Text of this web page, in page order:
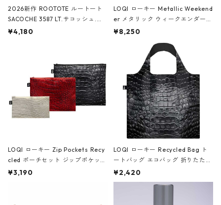
2026新作 ROOTOTE ルートート
SACOCHE 3587 LT.サコッシュ.ル
ミエ-B ショルダーバッグ グロスピ
¥4,180
LOQI ローキー Metallic Weekend
er メタリック ウィークエンダー
ボストンバッグ ショルダーバッグ
Black ジャン=ミッシェル・バスキ
ア/クラウン ブラック
¥8,250
LOQI ローキー Zip Pockets Recy
cled ポーチセット ジップポケット
ファスナーポーチ 撥水加工 トラベ
¥3,190
LOQI ローキー Recycled Bag ト
ートバッグ エコバッグ 折りたたみ
大きめ 撥水加工 収納ポーチ CRO
CODILE/Black クロコダイル/ブラ
¥2,420